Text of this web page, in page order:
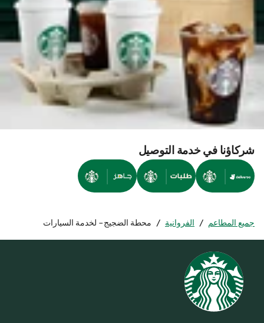
شركاؤنا في خدمة التوصيل
جميع المطاعم / الفروانية / محطة الضجيج- لخدمة السيارات